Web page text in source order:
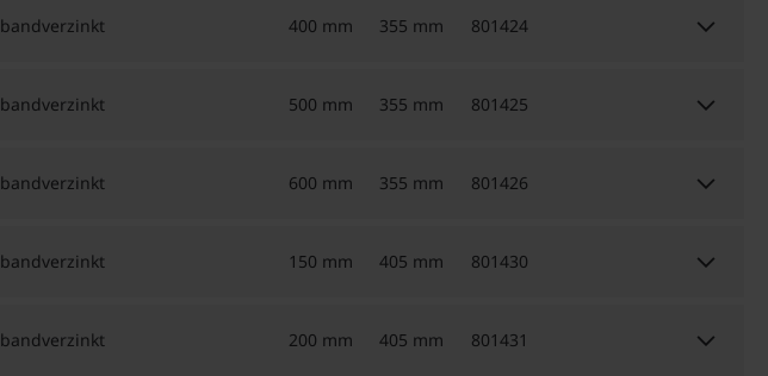
bandverzinkt 400 mm 355 mm 801424 keyboard_arrow_down
bandverzinkt 500 mm 355 mm 801425 keyboard_arrow_down
bandverzinkt 600 mm 355 mm 801426 keyboard_arrow_down
bandverzinkt 150 mm 405 mm 801430 keyboard_arrow_down
bandverzinkt 200 mm 405 mm 801431 keyboard_arrow_down